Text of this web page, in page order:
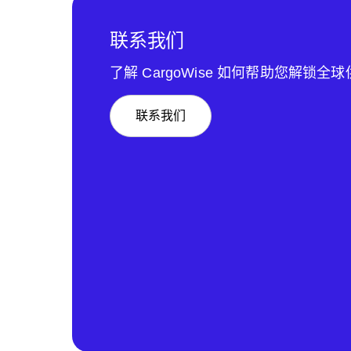
联系我们
了解 CargoWise 如何帮助您解锁全球
联系我们